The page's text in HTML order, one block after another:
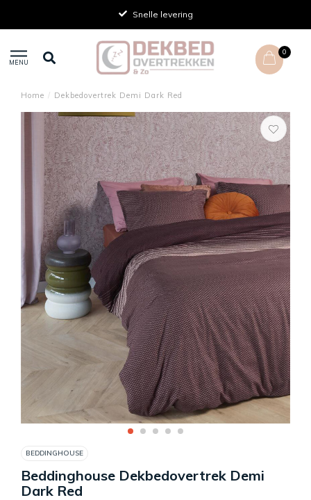
Achteraf betalen
MENU
0
Home / Dekbedovertrek Demi Dark Red
BEDDINGHOUSE
Beddinghouse Dekbedovertrek Demi
Dark Red